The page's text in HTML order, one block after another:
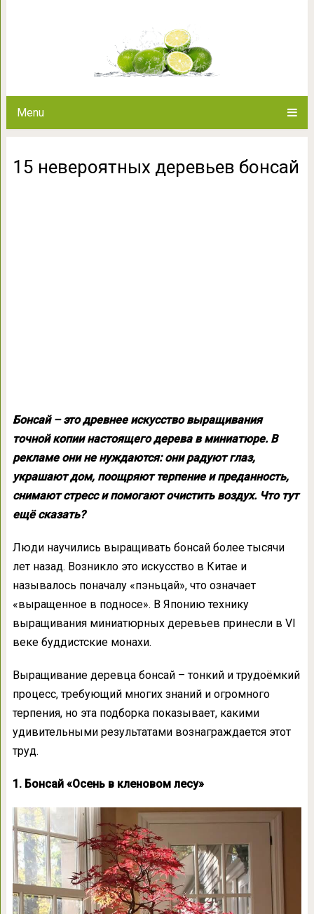
Menu
15 невероятных деревьев бонсай
Бонсай – это древнее искусство выращивания
точной копии настоящего дерева в миниатюре. В
рекламе они не нуждаются: они радуют глаз,
украшают дом, поощряют терпение и преданность,
снимают стресс и помогают очистить воздух. Что тут
ещё сказать?
Люди научились выращивать бонсай более тысячи
лет назад. Возникло это искусство в Китае и
называлось поначалу «пэньцай», что означает
«выращенное в подносе». В Японию технику
выращивания миниатюрных деревьев принесли в VI
веке буддистские монахи.
Выращивание деревца бонсай – тонкий и трудоёмкий
процесс, требующий многих знаний и огромного
терпения, но эта подборка показывает, какими
удивительными результатами вознаграждается этот
труд.
1. Бонсай «Осень в кленовом лесу»